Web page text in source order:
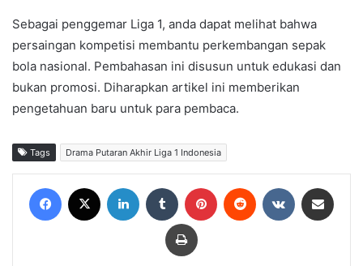
Sebagai penggemar Liga 1, anda dapat melihat bahwa
persaingan kompetisi membantu perkembangan sepak
bola nasional. Pembahasan ini disusun untuk edukasi dan
bukan promosi. Diharapkan artikel ini memberikan
pengetahuan baru untuk para pembaca.
Tags Drama Putaran Akhir Liga 1 Indonesia
Print